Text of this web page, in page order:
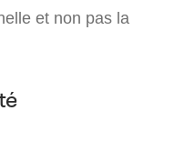
et non pas la